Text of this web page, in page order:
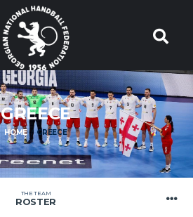
GREECE
HOME GREECE
THE TEAM
ROSTER